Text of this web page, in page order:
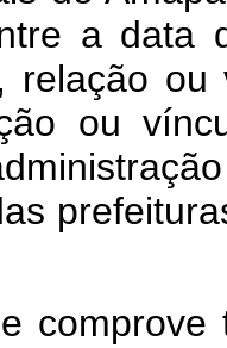
a data
relação
ou